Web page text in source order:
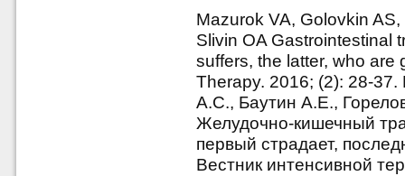
Mazurok VA, Golovkin
Slivin OA Gastrointestinal
suffers, the latter, who are
Therapy. 2016; (2): 28-
А.С., Баутин А.Е.,
Желудочно-кишечный
первый страдает,
Вестник интенсивной